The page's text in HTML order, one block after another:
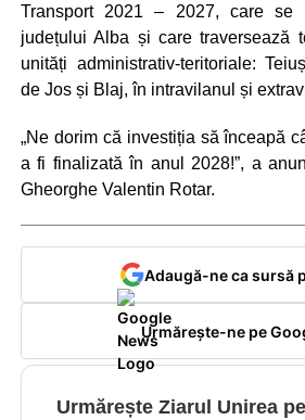
Transport 2021 – 2027, care se
județului Alba și care traversează
unități administrativ-teritoriale:
de Jos și Blaj, în intravilanul și
„Ne dorim că investiția să înceapă
a fi finalizată în anul 2028!”, a
Gheorghe Valentin Rotar.
Adaugă-ne ca sursă
Urmărește-ne pe
Urmărește Ziarul Unirea